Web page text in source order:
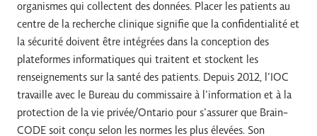
organismes qui collectent des données. Placer les patients au
centre de la recherche clinique signifie que la confidentialité et
la sécurité doivent être intégrées dans la conception des
plateformes informatiques qui traitent et stockent les
renseignements sur la santé des patients. Depuis 2012, l’IOC
travaille avec le Bureau du commissaire à l’information et à la
protection de la vie privée/Ontario pour s’assurer que Brain-
CODE soit conçu selon les normes les plus élevées. Son